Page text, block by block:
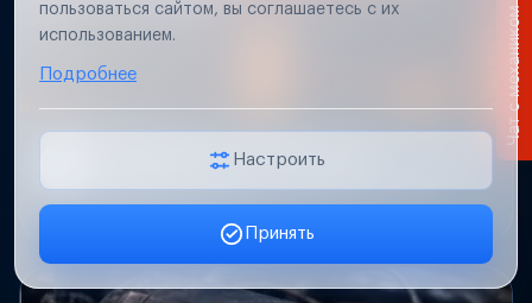
Не работает свет прицепа
Проверим проводку и разъемы, восстановим
пользоваться сайтом, вы соглашаетесь с их
использованием.
Подробнее
Настроить
Принять
Заявка онлайн
Чат с механиком